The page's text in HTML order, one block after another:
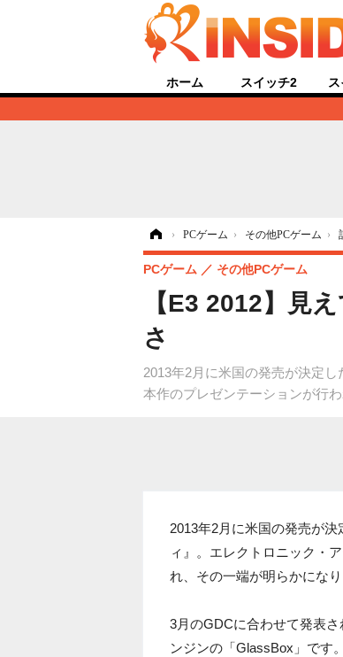
ホーム スイッチ2
› PCゲーム › その他PCゲーム ›
【E3 2012】見
さ
2013年2月に米国の発売が決定
本作のプレゼンテーションが行
PCゲーム その他PCゲーム
2013年2月に米国の発売が
ィ』。エレクトロニック・
れ、その一端が明らかになり
3月のGDCに合わせて発表
ンジンの「GlassBox」です